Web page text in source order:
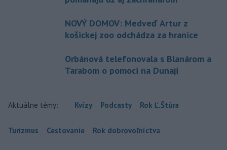
NOVÝ DOMOV: Medveď Artur z
košickej zoo odchádza za hranice
Orbánová telefonovala s Blanárom a
Tarabom o pomoci na Dunaji
Aktuálne témy: Kvízy Podcasty Rok Ľ.Štúra
Turizmus Cestovanie Rok dobrovoľníctva